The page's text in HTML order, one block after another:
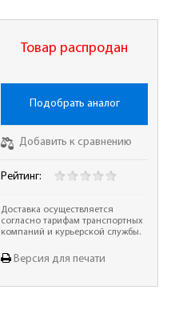
Товар распродан
Подобрать аналог
Добавить к сравнению
Рейтинг:
Доставка осуществляется
согласно тарифам транспортных
компаний и курьерской службы.
Версия для печати